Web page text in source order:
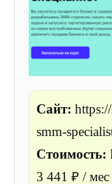
Сайт:
smm-
Стоимость:
3 441 ₽ / мес